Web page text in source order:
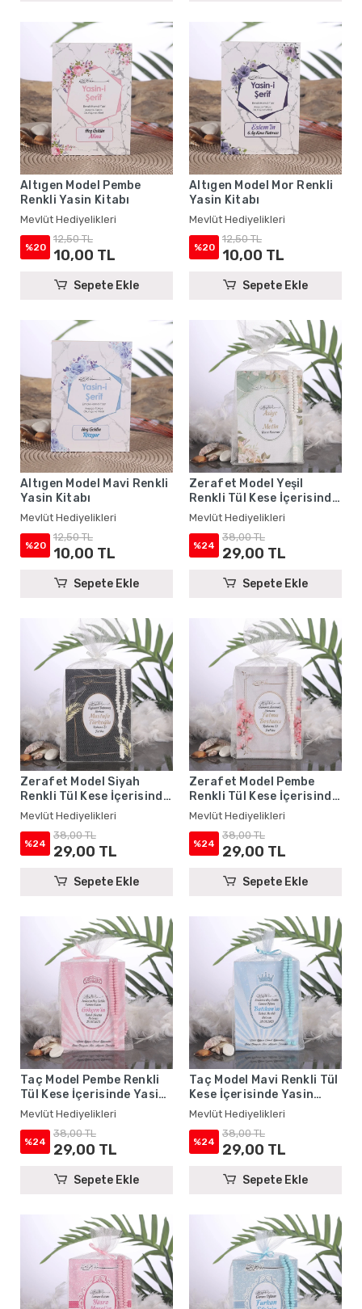
Altıgen Model Pembe
Renkli Yasin Kitabı
Mevlüt Hediyelikleri
%20
12,50 TL
10,00 TL
Sepete Ekle
Altıgen Model Mor Renkli
Yasin Kitabı
Mevlüt Hediyelikleri
%20
12,50 TL
10,00 TL
Sepete Ekle
Altıgen Model Mavi Renkli
Yasin Kitabı
Mevlüt Hediyelikleri
%20
12,50 TL
10,00 TL
Sepete Ekle
Zerafet Model Yeşil
Renkli Tül Kese İçerisinde
Yasin Kitabı ve Tesbih -
Mevlüt Hediyelikleri
Mevlüt Hediyelikleri
%24
38,00 TL
29,00 TL
Sepete Ekle
Zerafet Model Siyah
Renkli Tül Kese İçerisinde
Yasin Kitabı ve Tesbih -
Mevlüt Hediyelikleri
Mevlüt Hediyelikleri
%24
38,00 TL
29,00 TL
Sepete Ekle
Zerafet Model Pembe
Renkli Tül Kese İçerisinde
Yasin Kitabı ve Tesbih -
Mevlüt Hediyelikleri
Mevlüt Hediyelikleri
%24
38,00 TL
29,00 TL
Sepete Ekle
Taç Model Pembe Renkli
Tül Kese İçerisinde Yasin
Kitabı ve Tesbih - Mevlüt
Hediyelikleri
Mevlüt Hediyelikleri
%24
38,00 TL
29,00 TL
Sepete Ekle
Taç Model Mavi Renkli Tül
Kese İçerisinde Yasin
Kitabı ve Tesbih - Mevlüt
Hediyelikleri
Mevlüt Hediyelikleri
%24
38,00 TL
29,00 TL
Sepete Ekle